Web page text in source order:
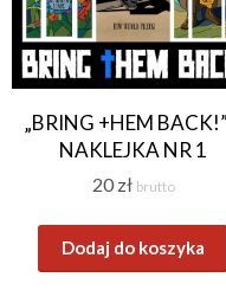
„BRING +HEM
NAKLEJKA NR 1
20 zł brutto
Dodaj do koszyka